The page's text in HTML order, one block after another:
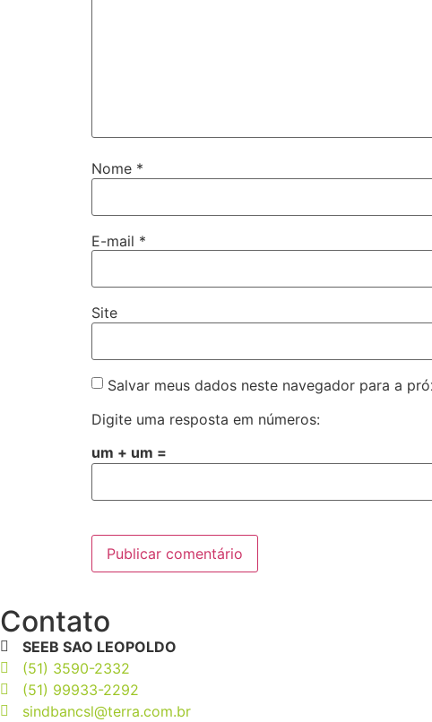
Nome *
E-mail *
Site
Salvar meus dados neste navegador para a
Digite uma resposta em números:
um + um =
Contato
SEEB SAO LEOPOLDO
(51) 3590-2332
(51) 99933-2292
sindbancsl@terra.com.br